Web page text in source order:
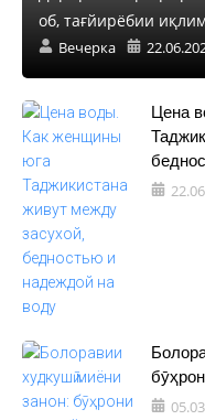
об, тағйирёбии
Вечерка
Цена